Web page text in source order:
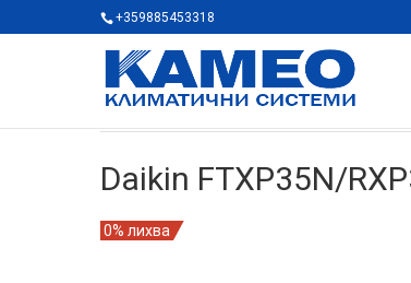
+359885453318
Daikin FTXP35N/
0% лихва